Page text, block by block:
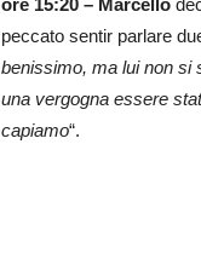
peccato sentir parlare
benissimo, ma lui non si
una vergogna essere
capiamo“.